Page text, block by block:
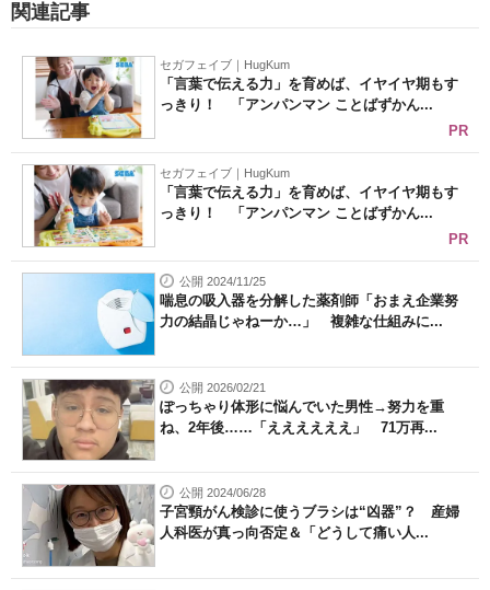
関連記事
セガフェイブ｜HugKum
「言葉で伝える力」を育めば、イヤイヤ期もす
っきり！ 「アンパンマン ことばずかん...
PR
セガフェイブ｜HugKum
「言葉で伝える力」を育めば、イヤイヤ期もす
っきり！ 「アンパンマン ことばずかん...
PR
公開 2024/11/25
喘息の吸入器を分解した薬剤師「おまえ企業努
力の結晶じゃねーか…」 複雑な仕組みに...
公開 2026/02/21
ぽっちゃり体形に悩んでいた男性→努力を重
ね、2年後……「ええええええ」 71万再...
公開 2024/06/28
子宮頸がん検診に使うブラシは“凶器”？ 産婦
人科医が真っ向否定＆「どうして痛い人...